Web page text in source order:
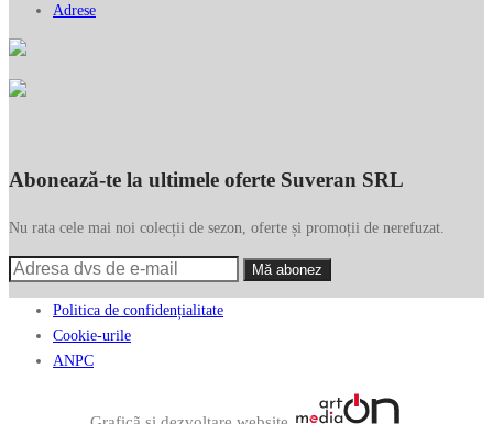
Adrese
Abonează-te la ultimele oferte Suveran SRL
Nu rata cele mai noi colecții de sezon, oferte și promoții de nerefuzat.
Politica de confidențialitate
Cookie-urile
ANPC